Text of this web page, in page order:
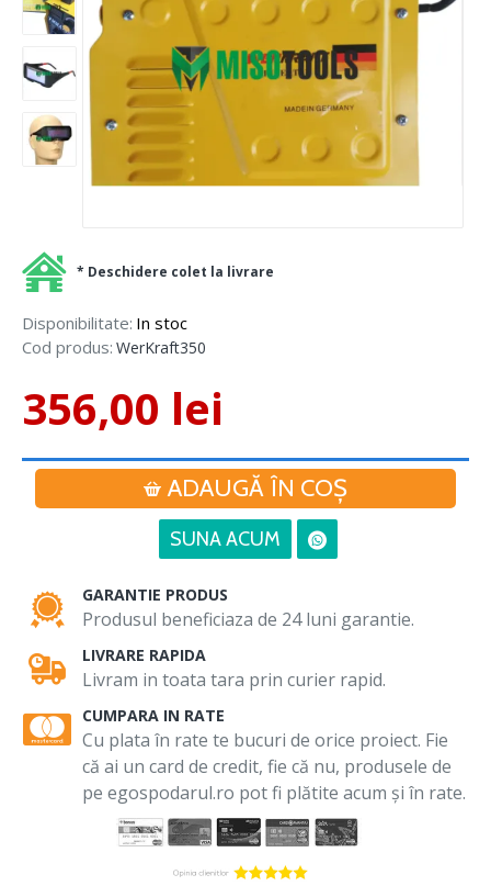
Disponibilitate: In stoc
Cod produs: WerKraft350
356,00 lei
ADAUGĂ ÎN COŞ
SUNA ACUM
* Deschidere colet la livrare
GARANTIE PRODUS
Produsul beneficiaza de 24 luni garantie.
LIVRARE RAPIDA
Livram in toata tara prin curier rapid.
CUMPARA IN RATE
Cu plata în rate te bucuri de orice proiect. Fie
că ai un card de credit, fie că nu, produsele de
pe egospodarul.ro pot fi plătite acum și în rate.